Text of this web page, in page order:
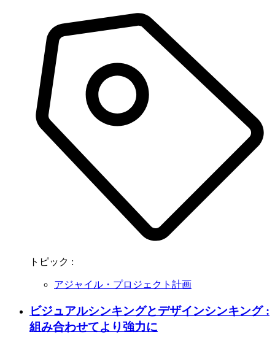
トピック :
アジャイル・プロジェクト計画
ビジュアルシンキングとデザインシンキング :
組み合わせてより強力に